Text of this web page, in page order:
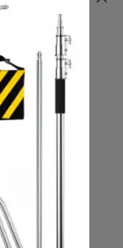
y más.